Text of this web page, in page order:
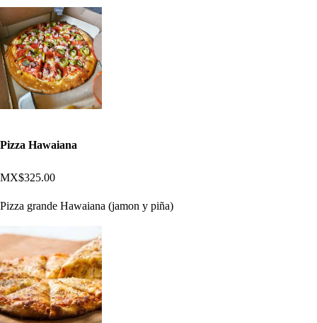
Pizza Hawaiana
MX$325.00
Pizza grande Hawaiana (jamon y piña)